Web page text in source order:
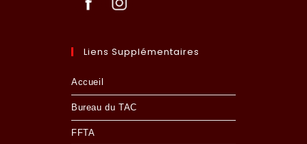
Liens Supplémentaires
Accueil
Bureau du TAC
FFTA